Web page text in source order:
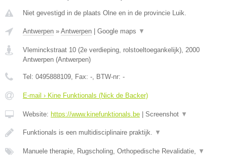
Niet gevestigd in de plaats Olne en in de provincie Luik.
Antwerpen » Antwerpen | Google maps ▼
Vleminckstraat 10 (2e verdieping, rolstoeltoegankelijk) 2000
Antwerpen (Antwerpen)
Tel: 0495888109 , Fax: - , BTW-nr: -
E-mail › Kine Funktionals (Nick de Backer)
Website: https://www.kinefunktionals.be | Screenshot ▼
Funktionals is een multidisciplinaire praktijk. ▼
Manuele therapie, Rugscholing, Orthopedische Revalidatie, ▼